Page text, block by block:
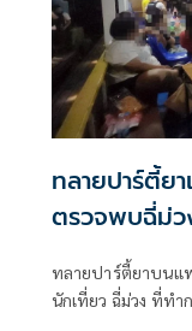
ทลายปาร์ตี้ย
ตรวจพบฉี่ม่ว
ทลายปาร์ตี้ยาบนแ
นักเที่ยว ฉี่ม่วง ที่ทำการปกครองจังหวัดกาญจนบุรี และอําเภอ